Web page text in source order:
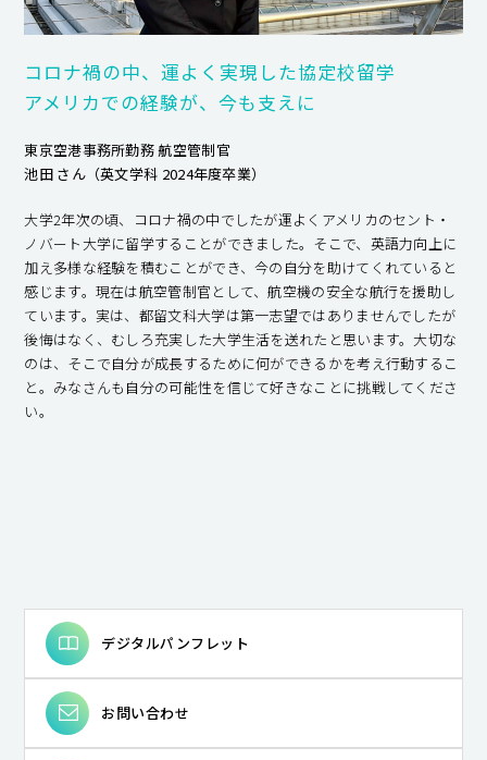
コロナ禍の中、運よく実現した協定校留学
アメリカでの経験が、今も支えに
東京空港事務所勤務 航空管制官
池田 さん（英文学科 2024年度卒業）
大学2年次の頃、コロナ禍の中でしたが運よくアメリカのセント・
ノバート大学に留学することができました。そこで、英語力向上に
加え多様な経験を積むことができ、今の自分を助けてくれていると
感じます。現在は航空管制官として、航空機の安全な航行を援助し
ています。実は、都留文科大学は第一志望ではありませんでしたが
後悔はなく、むしろ充実した大学生活を送れたと思います。大切な
のは、そこで自分が成長するために何ができるかを考え行動するこ
と。みなさんも自分の可能性を信じて好きなことに挑戦してくださ
い。
デジタルパンフレット
お問い合わせ